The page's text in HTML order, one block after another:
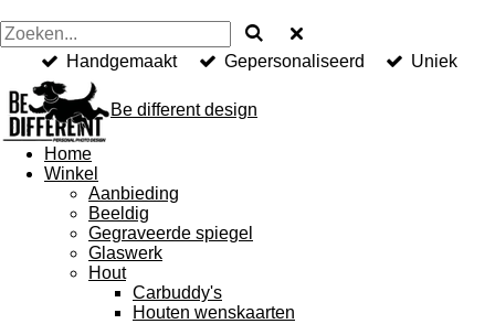
Handgemaakt Gepersonaliseerd Uniek
Be different design
Home
Winkel
Aanbieding
Beeldig
Gegraveerde spiegel
Glaswerk
Hout
Carbuddy's
Houten wenskaarten